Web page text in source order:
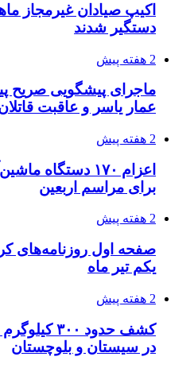
3 هفته پیش
چطور ابزار اصل را با
3 هفته پیش
3 هفته پیش
اثر اخبار مالی و
3 هفته پیش
آخرین وضعیت شبکۀ
توسط دشمن آمریکایی
3 هفته پیش
روایت کربلا از زبان